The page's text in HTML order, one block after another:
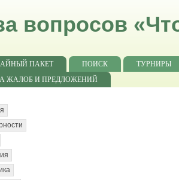
вопросов
ПАКЕТ ПОИСК
ТУРНИРЫ
ЖАЛОБ И ПРЕДЛОЖЕНИЙ